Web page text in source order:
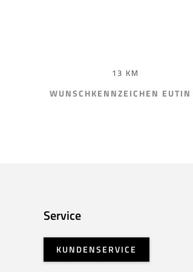
13 KM
WUNSCHKENNZEICHEN EUTIN
Service
KUNDENSERVICE